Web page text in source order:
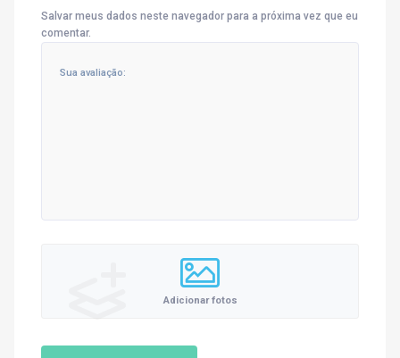
Salvar meus dados neste navegador para a próxima vez que eu
comentar.
Adicionar fotos